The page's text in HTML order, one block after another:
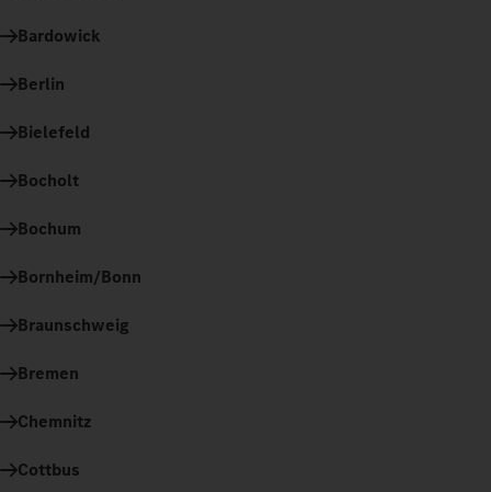
Bardowick
Berlin
Bielefeld
Bocholt
Bochum
Bornheim/Bonn
Braunschweig
Bremen
Chemnitz
Cottbus